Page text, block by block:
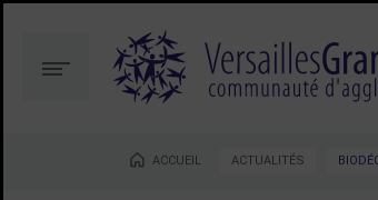
contenu
la
recherche
Menu
Vous êtes ici :
ACCUEIL ACTUALITÉS